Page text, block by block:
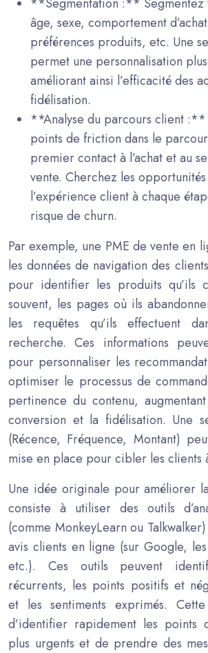
âge, sexe, comportement
préférences produits, etc. Une
permet une personnalisation
améliorant ainsi l’efficacité des
fidélisation.
**Analyse du parcours client
points de friction dans le
premier contact à l’achat et au
vente. Cherchez les
l’expérience client à chaque
risque de churn.
Par exemple, une PME de vente en
les données de navigation des
pour identifier les produits qu’ils
souvent, les pages où ils
les requêtes qu’ils effectuent
recherche. Ces informations
pour personnaliser les
optimiser le processus de
pertinence du contenu,
conversion et la fidélisation. Une
(Récence, Fréquence, Montant)
mise en place pour cibler les clients
Une idée originale pour améliorer
consiste à utiliser des outils
(comme MonkeyLearn ou
avis clients en ligne (sur Google,
etc.). Ces outils peuvent
récurrents, les points positifs et
et les sentiments exprimés.
d’identifier rapidement les points
plus urgents et de prendre des